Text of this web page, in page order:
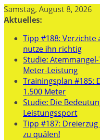
Zum
Inhalt
Samstag, August 8, 2026
Aktuelles:
Tipp #188: Verzichte
nutze ihn richtig
Studie:
Meter-Leistung
Trainingsplan #185:
1.500 Meter
Studie: Die
Leistungssport
Tipp #187:
zu quälen!